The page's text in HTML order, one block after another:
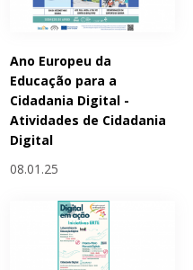
Ano Europeu da
Educação para a
Cidadania Digital -
Atividades de Cidadania
Digital
08.01.25